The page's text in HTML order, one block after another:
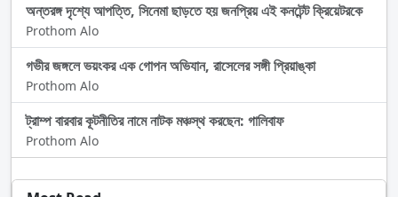
অন্তরঙ্গ দৃশ্যে আপত্তি, সিনেমা ছাড়তে হয় জনপ্রিয় এই কনটেন্ট ক্রিয়েটরকে
Prothom Alo
গভীর জঙ্গলে ভয়ংকর এক গোপন অভিযান, রাসেলের সঙ্গী প্রিয়াঙ্কা
Prothom Alo
ট্রাম্প বারবার কূটনীতির নামে নাটক মঞ্চস্থ করছেন: গালিবাফ
Prothom Alo